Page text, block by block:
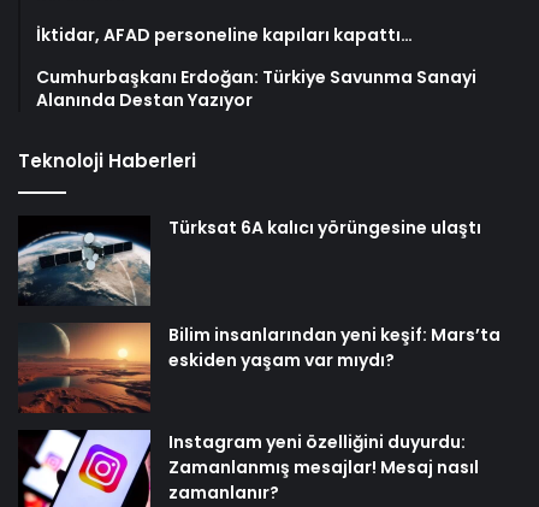
İktidar, AFAD personeline kapıları kapattı…
Cumhurbaşkanı Erdoğan: Türkiye Savunma Sanayi
Alanında Destan Yazıyor
Teknoloji Haberleri
Türksat 6A kalıcı yörüngesine ulaştı
Bilim insanlarından yeni keşif: Mars’ta
eskiden yaşam var mıydı?
Instagram yeni özelliğini duyurdu:
Zamanlanmış mesajlar! Mesaj nasıl
zamanlanır?